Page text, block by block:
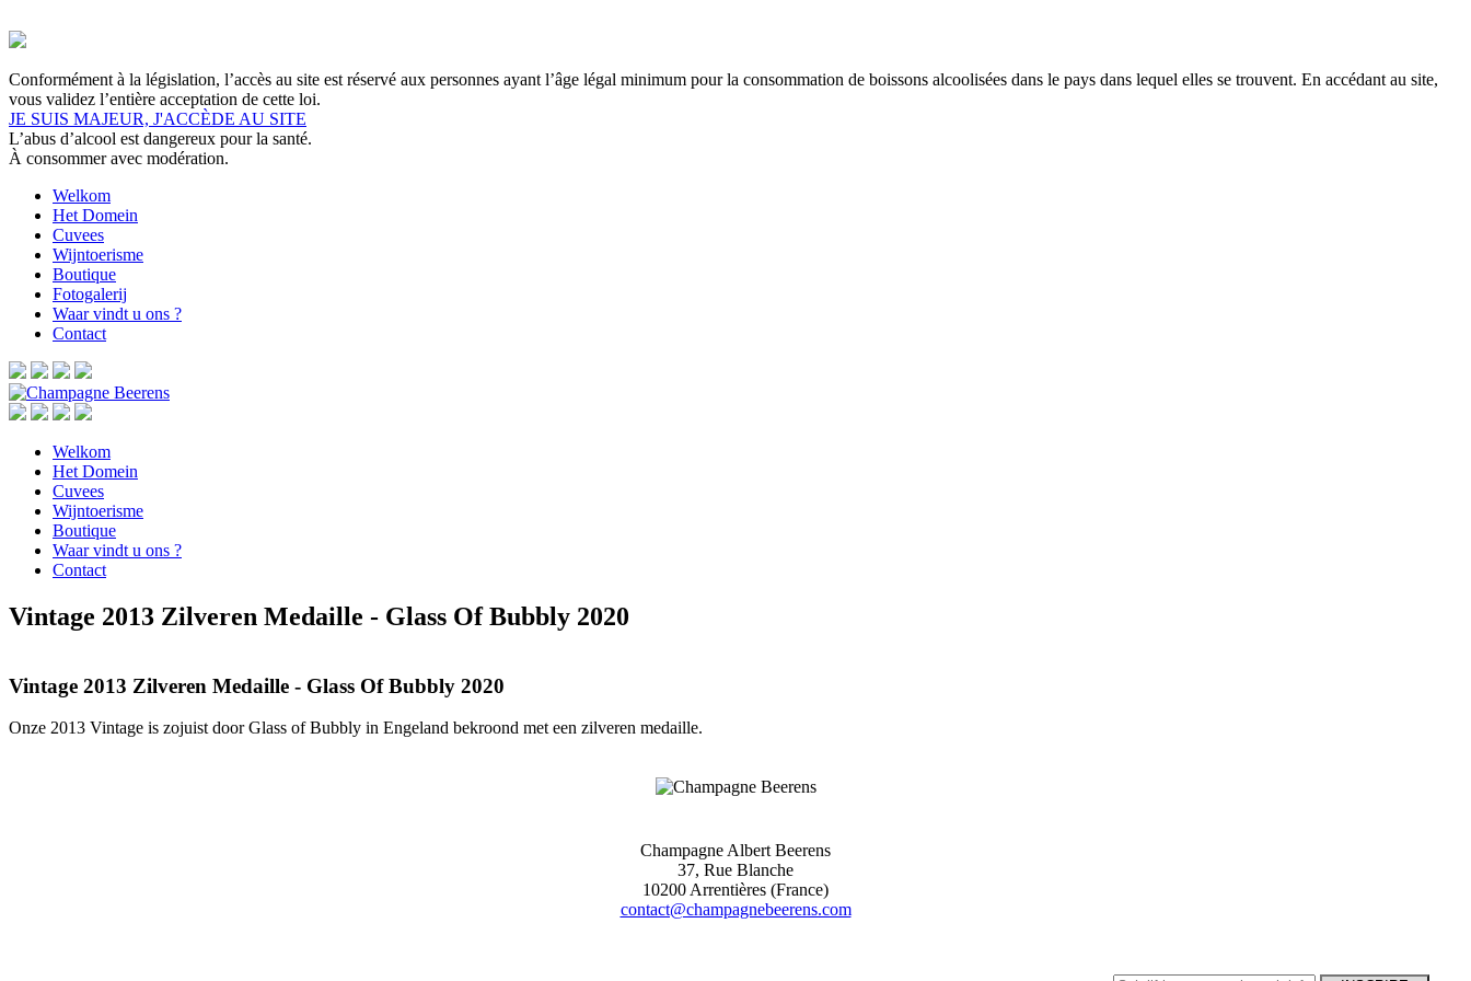
Conformément à la législation, l’accès au site est réservé aux personnes ayant l’âge légal minimum pour la consommation de boissons alcoolisées dans le pays dans lequel elles se trouvent. En accédant au site,
vous validez l’entière acceptation de cette loi.
JE SUIS MAJEUR, J'ACCÈDE AU SITE
L’abus d’alcool est dangereux pour la santé.
À consommer avec modération.
Welkom
Het Domein
Cuvees
Wijntoerisme
Boutique
Fotogalerij
Waar vindt u ons ?
Contact
Welkom
Het Domein
Cuvees
Wijntoerisme
Boutique
Waar vindt u ons ?
Contact
Vintage 2013 Zilveren Medaille - Glass Of Bubbly 2020
Vintage 2013 Zilveren Medaille - Glass Of Bubbly 2020
Onze 2013 Vintage is zojuist door Glass of Bubbly in Engeland bekroond met een zilveren medaille.
Champagne Albert Beerens
37, Rue Blanche
10200 Arrentières (France)
contact@champagnebeerens.com